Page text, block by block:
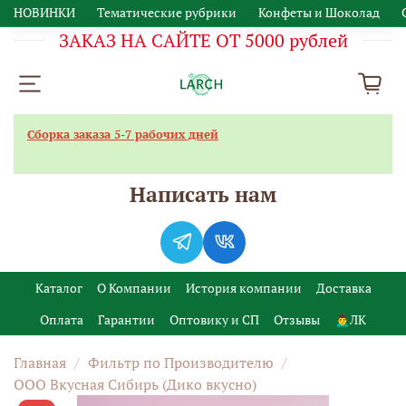
НОВИНКИ Тематические рубрики Конфеты и Шоколад
ЗАКАЗ НА САЙТЕ ОТ 5000 рублей
Каталог О Компании История компании
Доставка
Оплата
Гарантии Оптовику и СП Отзывы 🙍‍♂️ЛК
Главная
Фильтр по Производителю
ООО Вкусная Сибирь (Дико вкусно)
Сборка заказа 5-7 рабочих дней
Написать нам